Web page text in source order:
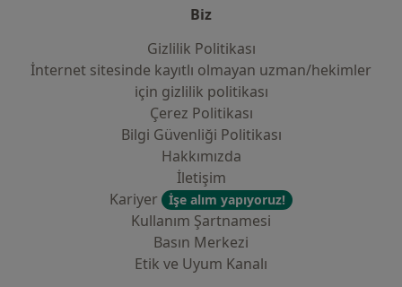
Biz
Gizlilik Politikası
İnternet sitesinde kayıtlı olmayan uzman/hekimler
i̇çin gizlilik politikası
Çerez Politikası
Bilgi Güvenliği Politikası
Hakkımızda
İletişim
Kariyer
İşe alım yapıyoruz!
Kullanım Şartnamesi
Basın Merkezi
Etik ve Uyum Kanalı